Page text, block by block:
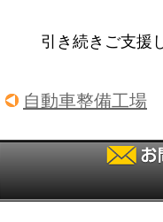
引き続きご支援
自動車整備工場